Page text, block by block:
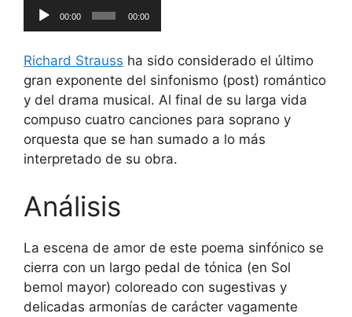
Reproductor
de
00:00 00:00
Richard Strauss ha sido considerado el último
gran exponente del sinfonismo (post) romántico
y del drama musical. Al final de su larga vida
compuso cuatro canciones para soprano y
orquesta que se han sumado a lo más
interpretado de su obra.
Análisis
La escena de amor de este poema sinfónico se
cierra con un largo pedal de tónica (en Sol
bemol mayor) coloreado con sugestivas y
delicadas armonías de carácter vagamente